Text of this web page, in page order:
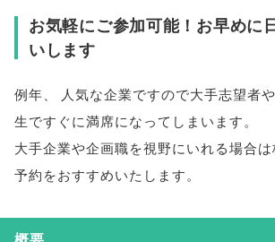
お気軽にご参加可能！お早めに
いします
例年
人気な企業ですので大手志望者
生ですぐに満席になってしまいます。
大手企業や企画職を視野にいれる場合
予約をおすすめいたします。